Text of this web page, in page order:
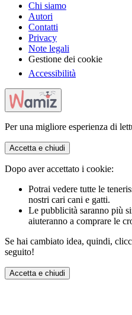
Chi siamo
Autori
Contatti
Privacy
Note legali
Gestione dei cookie
Accessibilità
Per una migliore esperienza di
Accetta e chiudi
Dopo aver accettato i cookie:
Potrai vedere tutte le
nostri cari cani e gatti.
Le pubblicità saranno più
aiuteranno a comprare le
Se hai cambiato idea, quindi,
seguito!
Accetta e chiudi